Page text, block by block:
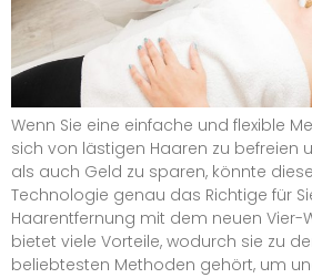
Wenn Sie eine einfache und flexible
sich von lästigen Haaren zu befreien
als auch Geld zu sparen, könnte
Technologie genau das Richtige für
Haarentfernung mit dem neuen Vier-
bietet viele Vorteile, wodurch sie zu
beliebtesten Methoden gehört, um